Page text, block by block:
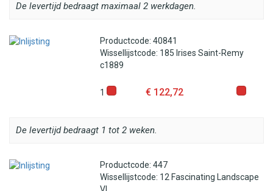
De levertijd bedraagt maximaal 2 werkdagen.
Productcode: 40841
Wissellijstcode: 185 Irises Saint-Remy
c1889
1 € 122,72
De levertijd bedraagt 1 tot 2 weken.
Productcode: 447
Wissellijstcode: 12 Fascinating Landscape